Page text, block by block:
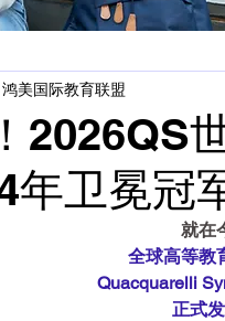
2026QS
卫冕冠
美国际教育联盟
就在
全球高等教
Quacquarelli
正式